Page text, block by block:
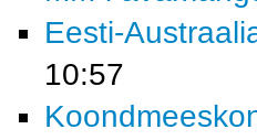
Eesti-
10:57